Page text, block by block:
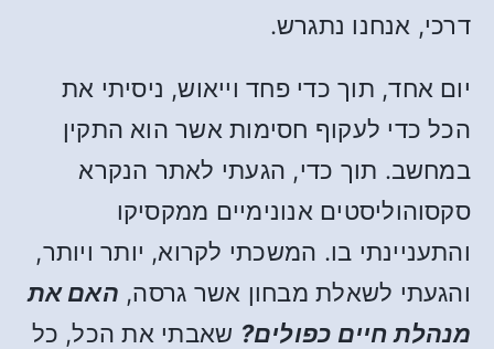
דרכי, אנחנו נתגרש.
יום אחד, תוך כדי פחד וייאוש, ניסיתי את
הכל כדי לעקוף חסימות אשר הוא התקין
במחשב. תוך כדי, הגעתי לאתר הנקרא
סקסוהוליסטים אנונימיים ממקסיקו
והתעניינתי בו. המשכתי לקרוא, יותר ויותר,
והגעתי לשאלת מבחון אשר גרסה, האם את
מנהלת חיים כפולים? שאבתי את הכל, כל